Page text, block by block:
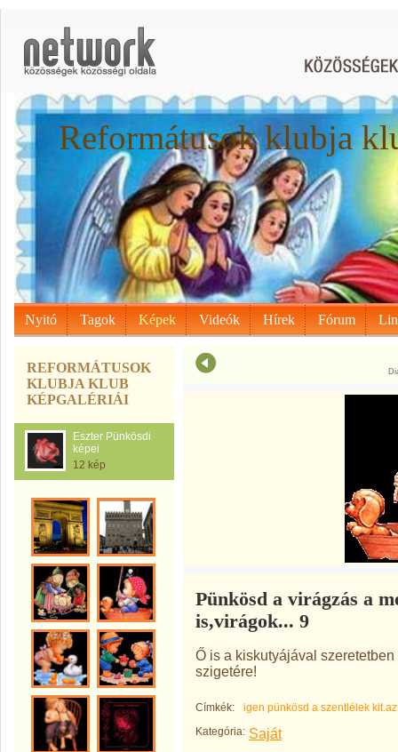
Reformátusok klubja
Nyitó Tagok Képek Videók Hírek Fórum
REFORMÁTUSOK
KLUBJA KLUB
KÉPGALÉRIÁI
Eszter Pünkösdi
képei
12 kép
Pünkösd a virágzás a
is,virágok... 9
Ő is a kiskutyájával
szigetére!
Címkék:
igen pünkösd a szentlélek
Kategória: Saját